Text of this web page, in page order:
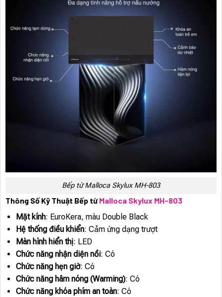
Bếp từ Malloca Skylux MH-803
Thông Số Kỹ Thuật Bếp từMalloca Skylux MH-803
Mặt kính: EuroKera, màu Double Black
Hệ thống điều khiển: Cảm ứng dạng trượt
Màn hình hiển thị: LED
Chức năng nhận diện nồi: Có
Chức năng hẹn giờ: Có
Chức năng hâm nóng (Warming): Có
Chức năng khóa phím an toàn: Có